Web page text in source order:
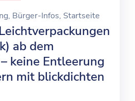
‚ Bürger-Infos‚ Startseite
ab dem
keine Entleerung
mit blickdichten